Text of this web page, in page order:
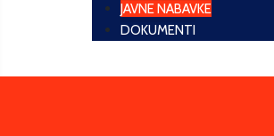
JAVNE NABAVKE
DOKUMENTI